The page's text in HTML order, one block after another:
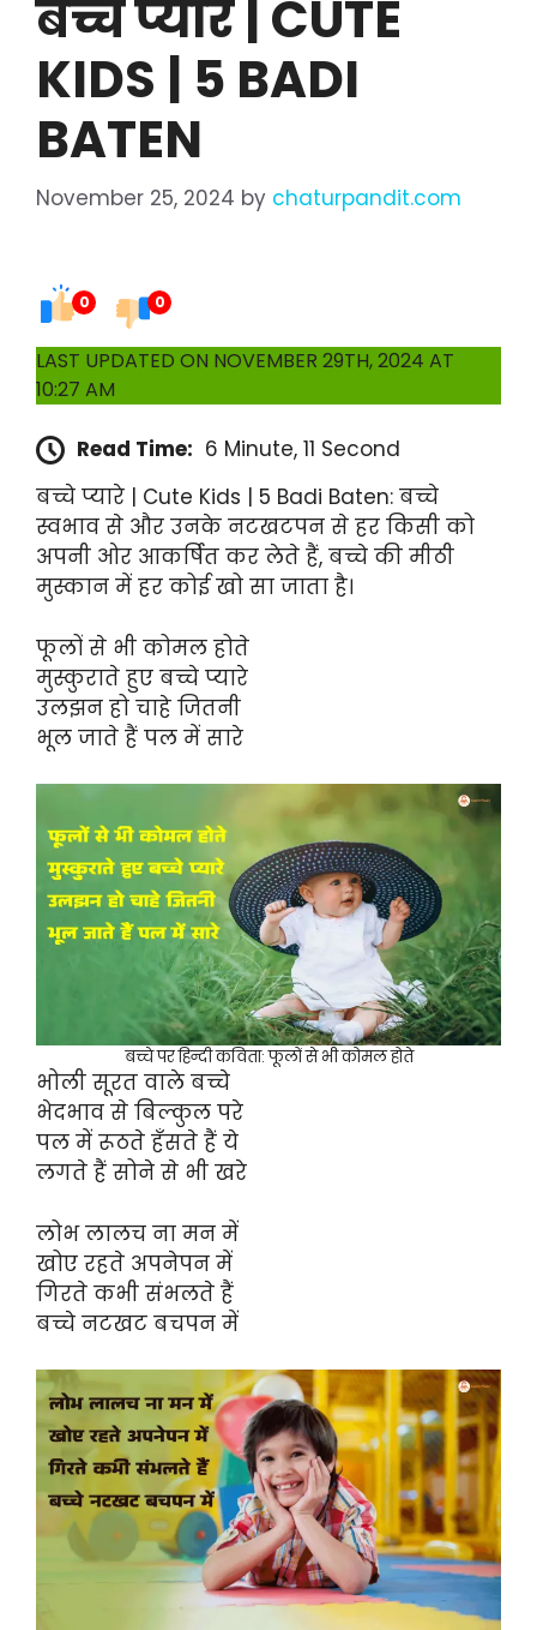
बच्चे प्यारे | CUTE
KIDS | 5 BADI
BATEN
November 25, 2024 by chaturpandit.com
0 0
LAST UPDATED ON NOVEMBER 29TH, 2024 AT
10:27 AM
Read Time: 6 Minute, 11 Second
बच्चे प्यारे | Cute Kids | 5 Badi Baten: बच्चे
स्वभाव से और उनके नटखटपन से हर किसी को
अपनी ओर आकर्षित कर लेते हैं, बच्चे की मीठी
मुस्कान में हर कोई खो सा जाता है।
फूलों से भी कोमल होते
मुस्कुराते हुए बच्चे प्यारे
उलझन हो चाहे जितनी
भूल जाते हैं पल में सारे
बच्चे पर हिन्दी कविता: फूलों से भी कोमल होते
भोली सूरत वाले बच्चे
भेदभाव से बिल्कुल परे
पल में रूठते हँसते हैं ये
लगते हैं सोने से भी खरे
लोभ लालच ना मन में
खोए रहते अपनेपन में
गिरते कभी संभलते हैं
बच्चे नटखट बचपन में